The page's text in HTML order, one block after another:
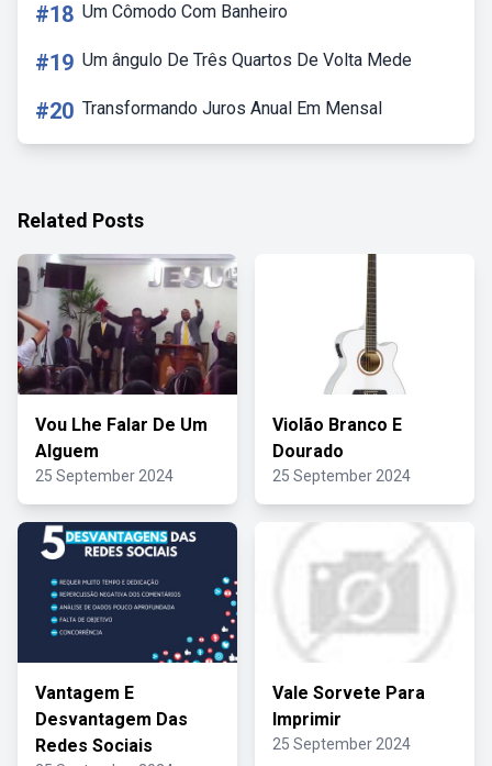
#18 Um Cômodo Com Banheiro
#19 Um ângulo De Três Quartos De Volta Mede
#20 Transformando Juros Anual Em Mensal
Related Posts
Vou Lhe Falar De Um
Alguem
25 September 2024
Violão Branco E
Dourado
25 September 2024
Vantagem E
Desvantagem Das
Redes Sociais
Vale Sorvete Para
Imprimir
25 September 2024